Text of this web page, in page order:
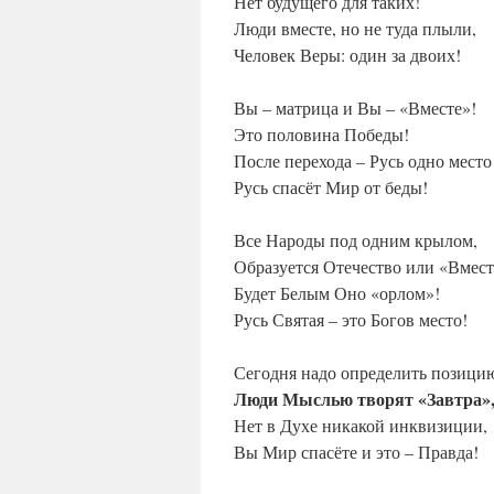
Люди вместе, но не туда плыли,
Человек Веры: один за двоих!
Вы – матрица и Вы – «Вместе»!
Это половина Победы!
После перехода – Русь одно
Русь спасёт Мир от беды!
Все Народы под одним крылом,
Образуется Отечество или
Будет Белым Оно «орлом»!
Русь Святая – это Богов место!
Сегодня надо определить
ЛюдиМысльютворят«Завтра»,
Нет в Духе никакой инквизиции,
Вы Мир спасёте и это – Правда!